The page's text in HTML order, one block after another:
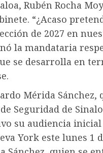
Rubén Rocha
“¿Acaso
de 2027 en
la mandataria
se desarrolla en
Mérida Sánchez,
Seguridad de
su audiencia
York este lunes 1